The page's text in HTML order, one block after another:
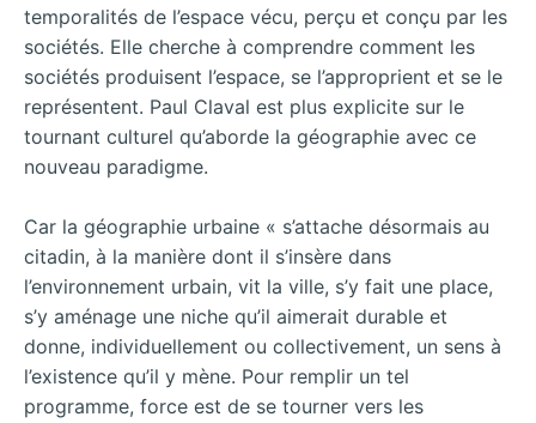
temporalités de l’espace vécu, perçu et conçu par les
sociétés. Elle cherche à comprendre comment les
sociétés produisent l’espace, se l’approprient et se le
représentent. Paul Claval est plus explicite sur le
tournant culturel qu’aborde la géographie avec ce
nouveau paradigme.
Car la géographie urbaine « s’attache désormais au
citadin, à la manière dont il s’insère dans
l’environnement urbain, vit la ville, s’y fait une place,
s’y aménage une niche qu’il aimerait durable et
donne, individuellement ou collectivement, un sens à
l’existence qu’il y mène. Pour remplir un tel
programme, force est de se tourner vers les